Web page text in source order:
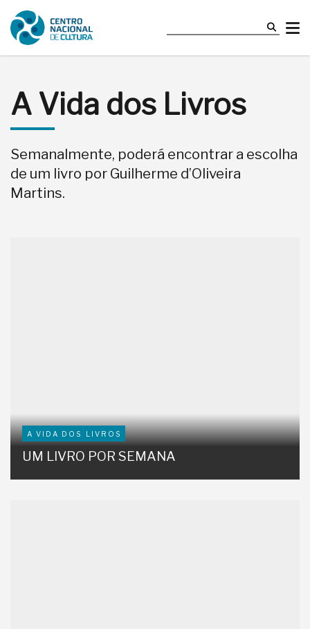
A Vida dos Livros
Semanalmente, poderá encontrar a escolha
de um livro por Guilherme d’Oliveira
Martins.
A VIDA DOS LIVROS
UM LIVRO POR SEMANA